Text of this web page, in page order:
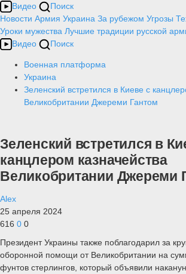
Видео
Поиск
Новости Армия Украина За рубежом Угрозы
Уроки мужества Лучшие традиции русской
Видео
Поиск
Военная платформа
Украина
Зеленский встретился в Киеве с
Великобритании Джереми Гантом
Зеленский встретился в
канцлером казначейства
Великобритании Джереми
Alex
25 апреля 2024
616 0 0
Президент Украины также поблагодарил за
оборонной помощи от Великобритании на
фунтов стерлингов, который объявили